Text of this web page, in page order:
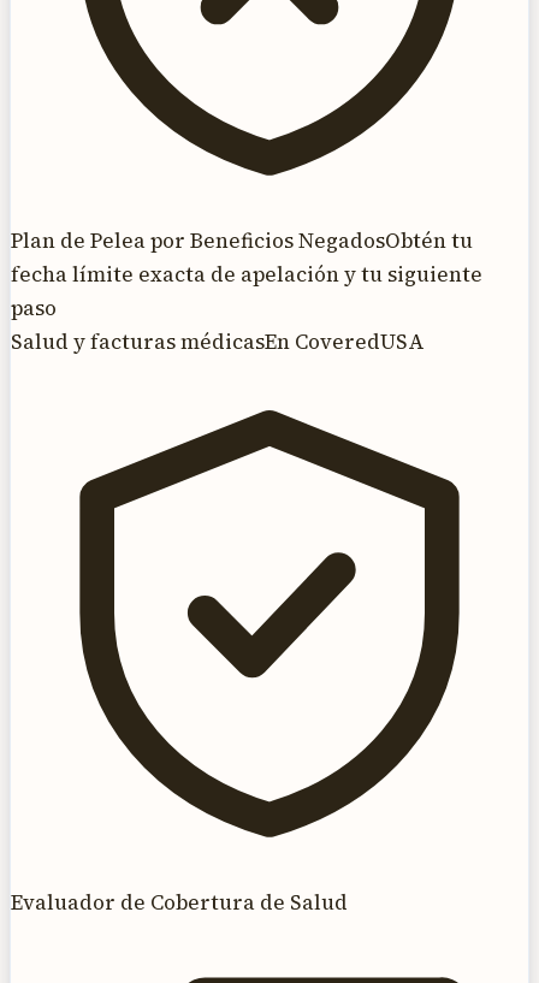
Plan de Pelea por Beneficios NegadosObtén tu
fecha límite exacta de apelación y tu siguiente
paso
Salud y facturas médicasEn CoveredUSA
Evaluador de Cobertura de Salud